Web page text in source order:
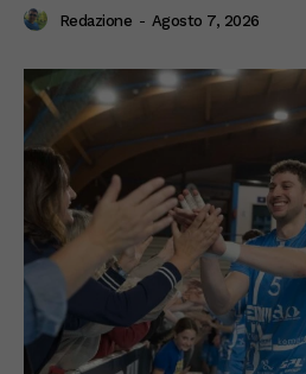
Redazione - Agosto 7, 2026